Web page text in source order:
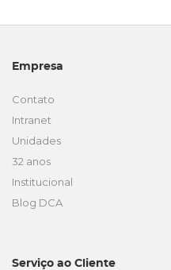
Empresa
Contato
Intranet
Unidades
32 anos
Institucional
Blog DCA
Serviço ao Cliente